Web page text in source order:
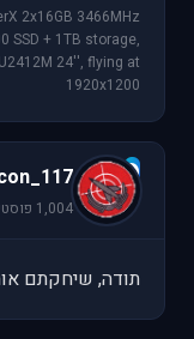
2x16GB 3466MHz
SSD + 1TB storage,
24'', flying at
1920x1200
D
1,004 פוסטים
תודה, שיחקתם